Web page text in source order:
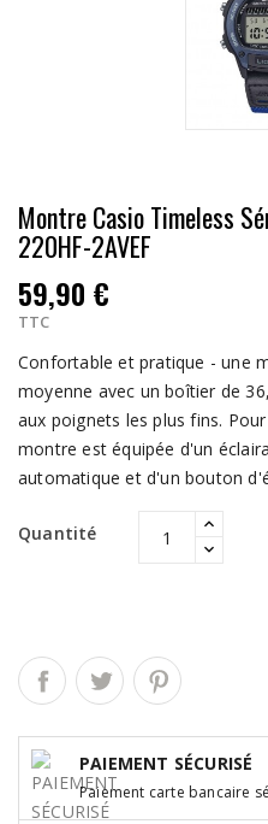
Montre Casio Timeless
220HF-2AVEF
59,90 €
TTC
Confortable et pratique - une
moyenne avec un boîtier de
aux poignets les plus fins.
montre est équipée d'un
automatique et d'un bouton
Quantité
PAIEMENT SÉCURISÉ
Paiement carte bancaire